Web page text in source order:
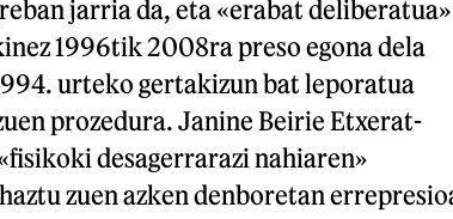
jarria da, eta «erabat deliberatua»
1996tik 2008ra preso egona dela
urteko gertakizun bat leporatua
prozedura. Janine Beirie Etxerat-
desagerrarazi nahiaren»
zuen azken denboretan